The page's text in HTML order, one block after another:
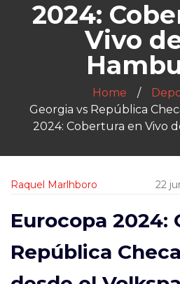
2024:
Vivo
Home
Georgia vs República
2024: Cobertura en Vivo
Raquel Marlhboro 22
Eurocopa 2024:
República